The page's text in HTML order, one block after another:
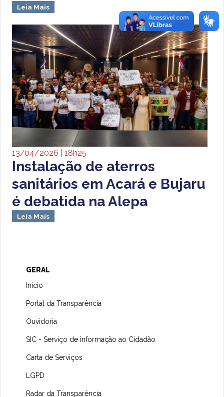
Leia Mais
13/04/2026 | 18h25
Instalação de aterros
sanitários em Acará e Bujaru
é debatida na Alepa
Leia Mais
GERAL
Início
Portal da Transparência
Ouvidoria
SIC - Serviço de informação ao Cidadão
Carta de Serviços
LGPD
Radar da Transparência